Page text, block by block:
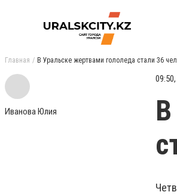
Главная В Уральске жертвами гололеда стали 36
Иванова Юлия